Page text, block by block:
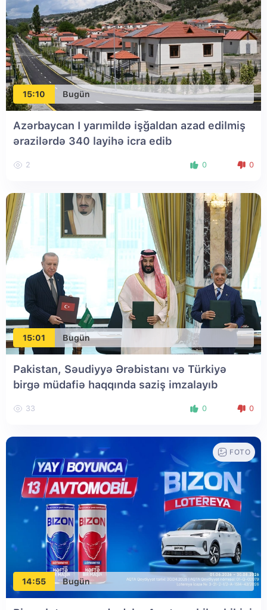
15:10 Bugün
Azərbaycan I yarımildə işğaldan azad edilmiş
ərazilərdə 340 layihə icra edib
2 0 0
15:01 Bugün
Pakistan, Səudiyyə Ərəbistanı və Türkiyə
birgə müdafiə haqqında saziş imzalayıb
33 0 0
14:55 Bugün
FOTO